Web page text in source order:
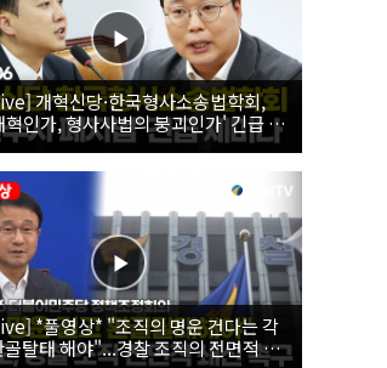
개혁신당·한국형사소송법학회,
인가, 형사사법의 붕괴인가' 긴급 세
*풀영상* "조직의 명운 건다는 각
골탈태 해야"...경찰 조직의 전면적 쇄